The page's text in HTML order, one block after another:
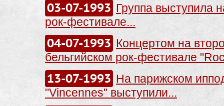
03-07-1993 Группа выступила
рок-фестивале...
04-07-1993 Концертом на
бельгийском рок-фестивале
13-07-1993 На парижском
"Vincennes" выступили...